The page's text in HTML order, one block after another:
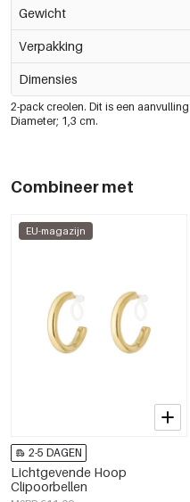
Gewicht
Verpakking
Dimensies
2-pack creolen. Dit is een
Diameter; 1,3 cm.
Combineer met
EU-magazijn
2-5 DAGEN
Lichtgevende Hoop
Clipoorbellen